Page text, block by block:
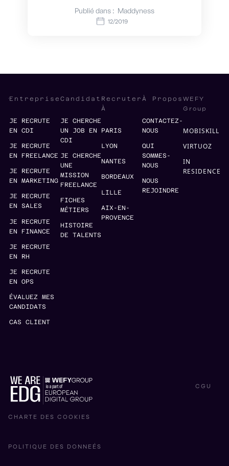
Publié dans : Maddyness
12/2019
Entreprise
JE RECRUTE
EN CDI
JE RECRUTE
EN FREELANCE
JE RECRUTE
EN MARKETING
JE RECRUTE
EN SALES
JE RECRUTE
EN FINANCE
JE RECRUTE
EN RH
JE RECRUTE
EN OPS
ÉVALUEZ MES
CANDIDATS
CAS CLIENT
Candidat
JE CHERCHE
UN JOB EN
CDI
JE CHERCHE
UNE
MISSION
FREELANCE
FICHES
MÉTIERS
HISTOIRE
DE TALENTS
Recruter
À
PARIS
LYON
NANTES
BORDEAUX
LILLE
AIX-EN-
PROVENCE
À Propos
CONTACTEZ-
NOUS
QUI
SOMMES-
NOUS
NOUS
REJOINDRE
WEFY
Group
MOBISKILL
VIRTUOZ
IN
RESIDENCE
CHARTE DES COOKIES
POLITIQUE DES DONNEÉS
CGU